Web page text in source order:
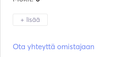
+ lisää
Ota yhteyttä omistajaan